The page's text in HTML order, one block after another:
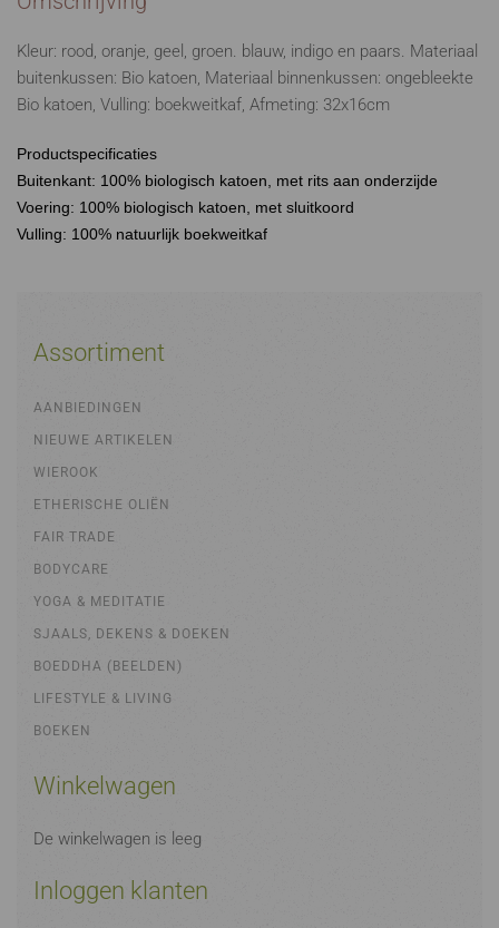
Kleur: rood, oranje, geel, groen. blauw, indigo en paars. Materiaal
buitenkussen: Bio katoen, Materiaal binnenkussen: ongebleekte
Bio katoen, Vulling: boekweitkaf, Afmeting: 32x16cm
Productspecificaties
Buitenkant: 100% biologisch katoen, met rits aan onderzijde
Voering: 100% biologisch katoen, met sluitkoord
Vulling: 100% natuurlijk boekweitkaf
Assortiment
AANBIEDINGEN
NIEUWE ARTIKELEN
WIEROOK
ETHERISCHE OLIËN
FAIR TRADE
BODYCARE
YOGA & MEDITATIE
SJAALS, DEKENS & DOEKEN
BOEDDHA (BEELDEN)
LIFESTYLE & LIVING
BOEKEN
Winkelwagen
De winkelwagen is leeg
Inloggen klanten